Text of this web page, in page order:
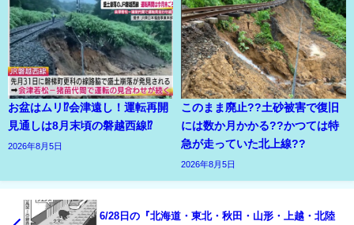
お盆はムリ⁉会津遠し！運転再開
見通しは8月末頃の磐越西線⁉
2026年8月5日
このまま廃止??土砂被害で復旧
には数か月かかる??かつては特
急が走っていた北上線??
2026年8月5日
6/28日の『北海道・東北・秋田・山形・上越・北陸